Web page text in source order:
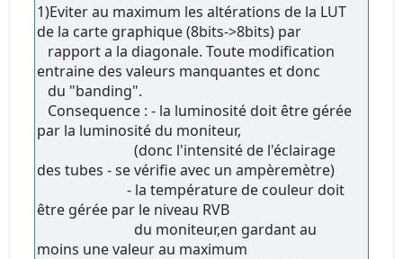
1)Eviter au maximum les altérations de la LUT
de la carte graphique (8bits->8bits) par
rapport a la diagonale. Toute modification
entraine des valeurs manquantes et donc
du "banding".
Consequence : - la luminosité doit être gérée
par la luminosité du moniteur,
(donc l'intensité de l'éclairage
des tubes - se vérifie avec un ampèremètre)
- la température de couleur doit
être gérée par le niveau RVB
du moniteur,en gardant au
moins une valeur au maximum